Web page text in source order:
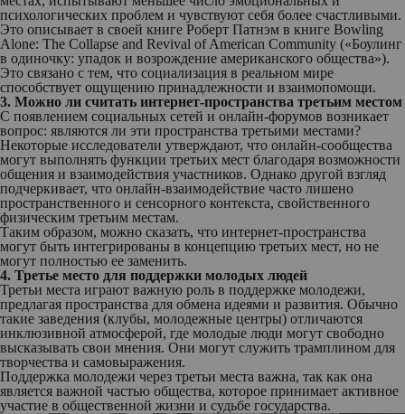
психологических проблем и чувствуют себя более счастливыми.
Это описывает в своей книге Роберт Патнэм в книге Bowling
Alone: The Collapse and Revival of American Community («Боулинг
в одиночку: упадок и возрождение американского общества»).
Это связано с тем, что социализация в реальном мире
способствует ощущению принадлежности и взаимопомощи.
3. Можно ли считать интернет-пространства третьим местом
С появлением социальных сетей и онлайн-форумов возникает
вопрос: являются ли эти пространства третьими местами?
Некоторые исследователи утверждают, что онлайн-сообщества
могут выполнять функции третьих мест благодаря возможности
общения и взаимодействия участников. Однако другой взгляд
подчеркивает, что онлайн-взаимодействие часто лишено
пространственного и сенсорного контекста, свойственного
физическим третьим местам.
Таким образом, можно сказать, что интернет-пространства
могут быть интегрированы в концепцию третьих мест, но не
могут полностью ее заменить.
4. Третье место для поддержки молодых людей
Третьи места играют важную роль в поддержке молодежи,
предлагая пространства для обмена идеями и развития. Обычно
такие заведения (клубы, молодежные центры) отличаются
инклюзивной атмосферой, где молодые люди могут свободно
высказывать свои мнения. Они могут служить трамплином для
творчества и самовыражения.
Поддержка молодежи через третьи места важна, так как она
является важной частью общества, которое принимает активное
участие в общественной жизни и судьбе государства.